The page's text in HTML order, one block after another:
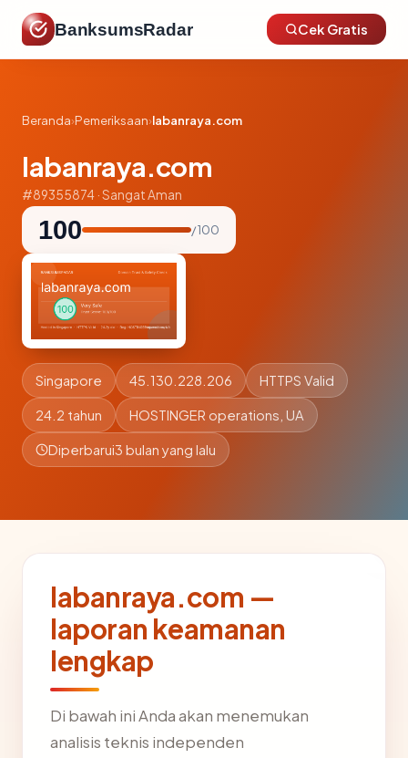
BanksumsRadar Cek Gratis
Beranda›Pemeriksaan›labanraya.com
labanraya.com
#89355874 · Sangat Aman
100 / 100
Singapore 45.130.228.206 HTTPS Valid
24.2 tahun HOSTINGER operations, UA
Diperbarui3 bulan yang lalu
labanraya.com —
laporan keamanan
lengkap
Di bawah ini Anda akan menemukan
analisis teknis independen